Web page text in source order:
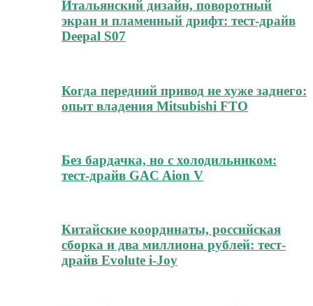
Итальянский дизайн, поворотный
экран и пламенный дрифт: тест-драйв
Deepal S07
Когда передний привод не хуже заднего:
опыт владения Mitsubishi FTO
Без бардачка, но с холодильником:
тест-драйв GAC Aion V
Китайские координаты, российская
сборка и два миллиона рублей: тест-
драйв Evolute i-Joy